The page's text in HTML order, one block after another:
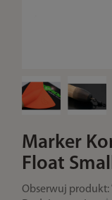
Marker
Float
Obserwuj produkt: